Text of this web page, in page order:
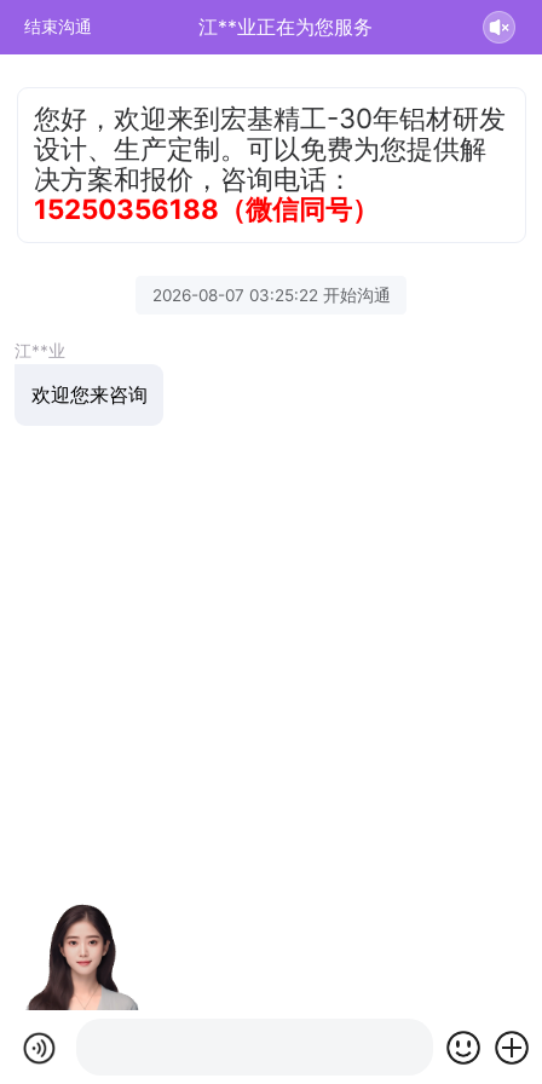
结束沟通 江**业正在为您服务
您好，欢迎来到宏基精工-30年铝材研发
设计、生产定制。可以免费为您提供解
决方案和报价，咨询电话：
15250356188（微信同号）
2026-08-07 03:25:22 开始沟通
江**业
欢迎您来咨询